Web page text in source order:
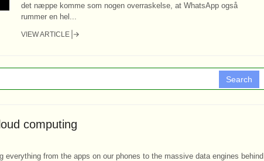
det næppe komme som nogen overraskelse, at WhatsApp også
rummer en hel...
VIEW ARTICLE
Search
computing
everything from the apps on our phones to the massive data engines behind